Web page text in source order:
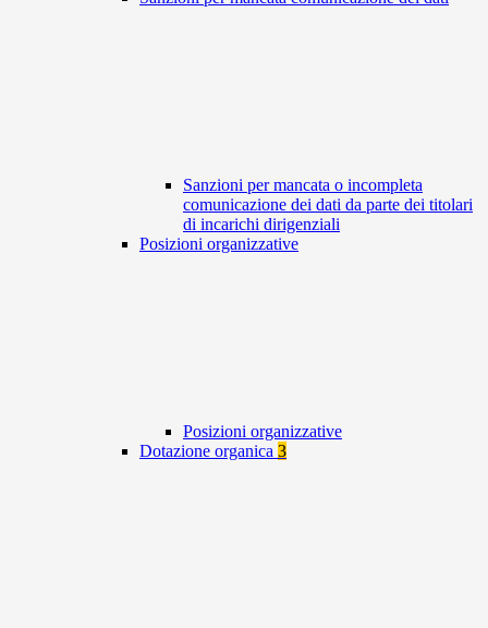
Sanzioni per mancata o incompleta
comunicazione dei dati da parte dei titolari
di incarichi dirigenziali
Posizioni organizzative
Posizioni organizzative
Dotazione organica 3